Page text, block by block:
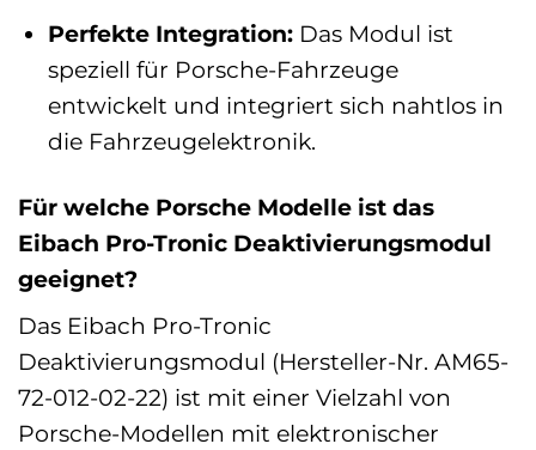
Perfekte Integration:Das Modul ist
speziell für Porsche-Fahrzeuge
entwickelt und integriert sich nahtlos in
die Fahrzeugelektronik.
Für welche Porsche Modelle ist das
Eibach Pro-Tronic Deaktivierungsmodul
geeignet?
Das Eibach Pro-Tronic
Deaktivierungsmodul (Hersteller-Nr. AM65-
72-012-02-22) ist mit einer Vielzahl von
Porsche-Modellen mit elektronischer